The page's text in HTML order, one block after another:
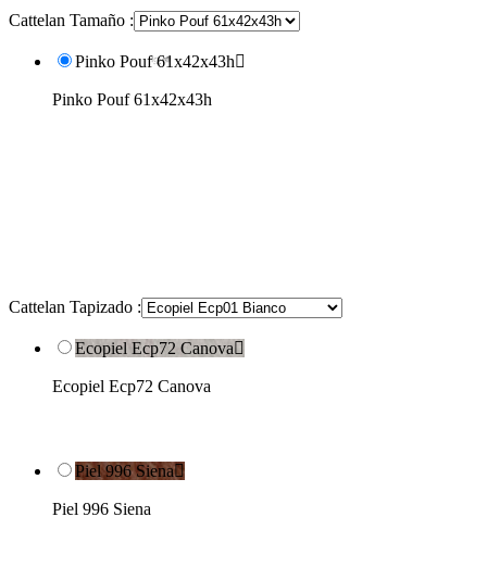
Cattelan Tamaño :
Pinko Pouf 61x42x43h
Pinko Pouf 61x42x43h
Cattelan Tapizado :
Ecopiel Ecp72 Canova
Ecopiel Ecp72 Canova
Piel 996 Siena
Piel 996 Siena